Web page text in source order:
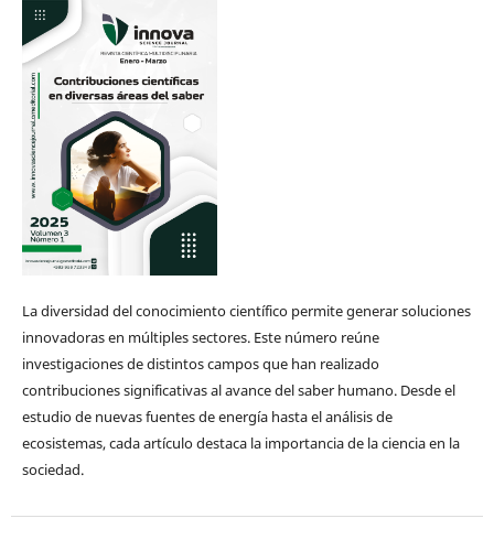
La diversidad del conocimiento científico permite generar soluciones
innovadoras en múltiples sectores. Este número reúne
investigaciones de distintos campos que han realizado
contribuciones significativas al avance del saber humano. Desde el
estudio de nuevas fuentes de energía hasta el análisis de
ecosistemas, cada artículo destaca la importancia de la ciencia en la
sociedad.